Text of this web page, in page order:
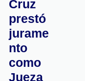
Cruz
prestó
jurame
nto
como
Jueza